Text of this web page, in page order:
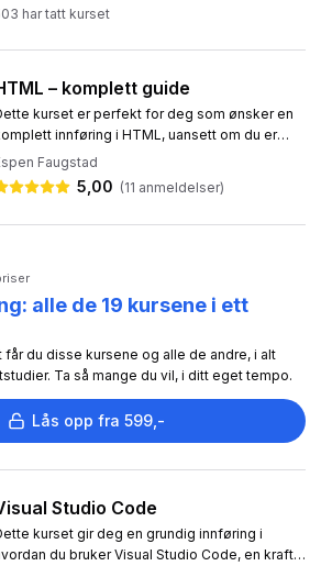
har tatt kurset
– komplett guide
kurset er perfekt for deg som ønsker en
innføring i HTML, uansett om du er
eller viderekommen. Vi antar at du
ikke har noen...
Faugstad
5,00 (11 anmeldelser)
alle de 19 kursene i ett
du disse kursene og alle de andre, i alt
Ta så mange du vil, i ditt eget tempo.
Lås opp fra 599,-
Studio Code
kurset gir deg en grundig innføring i
du bruker Visual Studio Code, en kraftig